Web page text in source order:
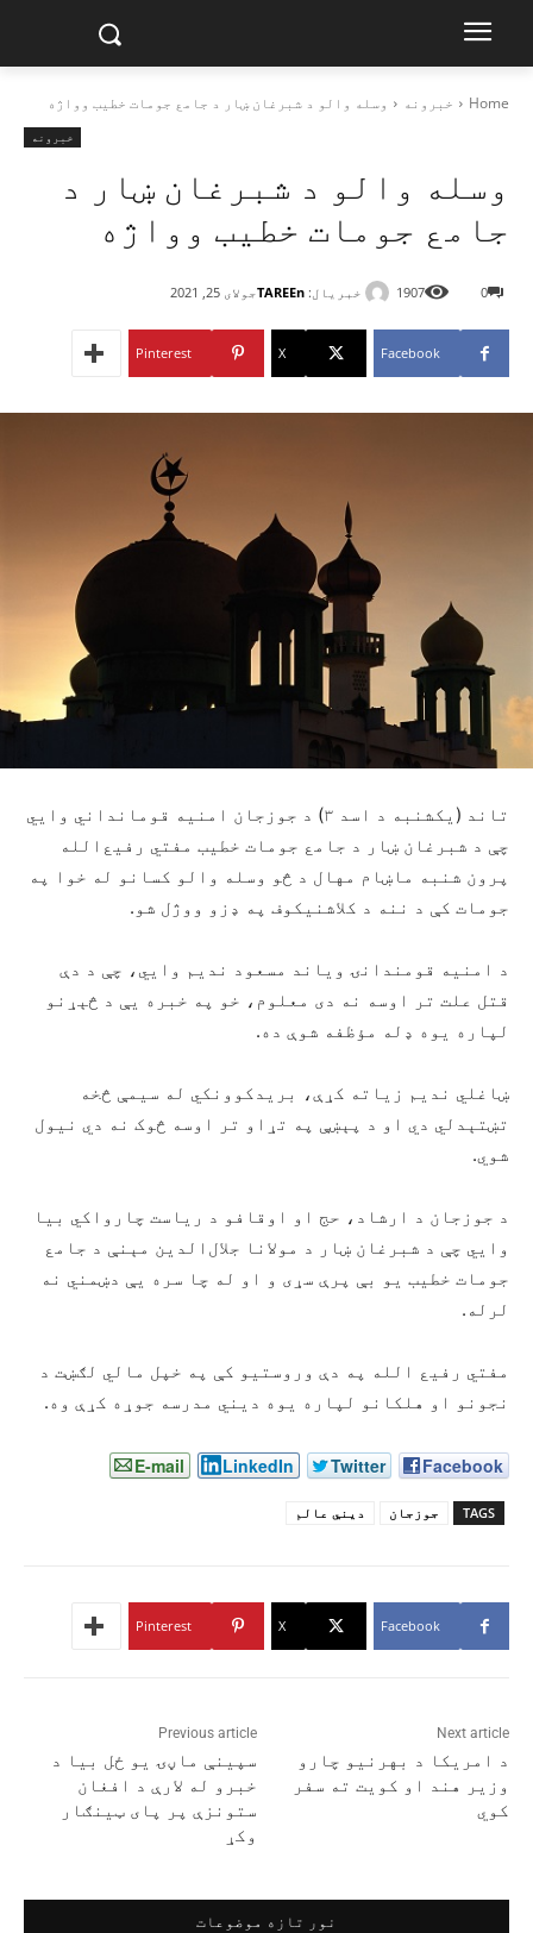
Home خبرونه وسله والو د شبرغان ښار د جامع جومات خطیب وواژه
خبرونه
وسله والو د شبرغان ښار د
جامع جومات خطیب وواژه
خبریال: TAREEnجولای 25, 2021 0
1907
Facebook
X
Pinterest
تاند (یکشنبه د اسد ۳) د جوزجان امنیه قومانداني وايي
چې د شبرغان ښار د جامع جومات خطیب مفتي رفیع‌الله
پرون شنبه ماښام مهال د څو وسله ‌والو کسانو له ‌خوا په
جومات کې د ننه د کلاشنیکوف په ډزو ووژل شو.
د امنیه قومندانۍ ویاند مسعود ندیم وايي، چې د دې
قتل علت تر اوسه نه ‌دی معلوم، خو په خبره یې د څېړنو
لپاره یوه ډله مؤظفه شوې ده.
ښاغلي ندیم زیاته کړې، بریدکوونکي له سیمې څخه
تښتېدلي دي او د پېښې په تړاو تر اوسه څوک نه‌ دي نیول
شوي.
د جوزجان د ارشاد، حج او اوقافو د ریاست چارواکي بیا
وايي چې د شبرغان ښار د مولانا جلال‌الدین مېنې د جامع
جومات خطیب یو بې ‌پرې سړی و او له چا سره‌ یې دښمني نه‌
لرله.
مفتي رفیع ‌الله په دې وروستیو کې په خپل مالي لګښت د
نجونو او هلکانو لپاره یوه دیني مدرسه جوړه کړې وه.
Facebook
Twitter
LinkedIn
E-mail
TAGS جوزجان دیني عالم
Facebook
X
Pinterest
Previous article
سپینې ماڼۍ یو ځل بیا د
خبرو له لارې د افغان
ستونزې پر پای ټینګار
وکړ
Next article
د امريکا د بهرنيو چارو
وزير هند او کويت ته سفر
کوي
نور تازه موضوعات